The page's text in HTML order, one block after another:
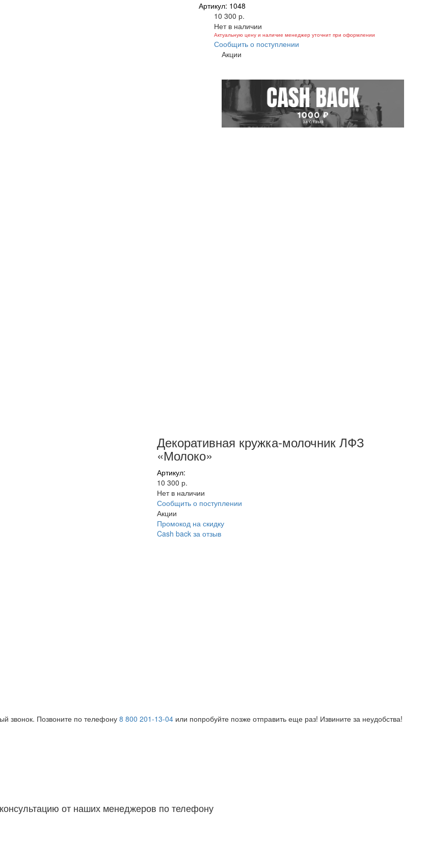
Артикул: 1048
10 300 р.
Нет в наличии
Актуальную цену и наличие менеджер уточнит при оформлении
Сообщить о поступлении
Акции
Декоративная кружка-молочник ЛФЗ
«Молоко»
Артикул:
10 300 р.
Нет в наличии
Сообщить о поступлении
Акции
Промокод на скидку
Cash back за отзыв
звонок. Позвоните по телефону 8 800 201-13-04 или попробуйте позже отправить еще раз! Извините за неудобства!
от наших менеджеров по телефону